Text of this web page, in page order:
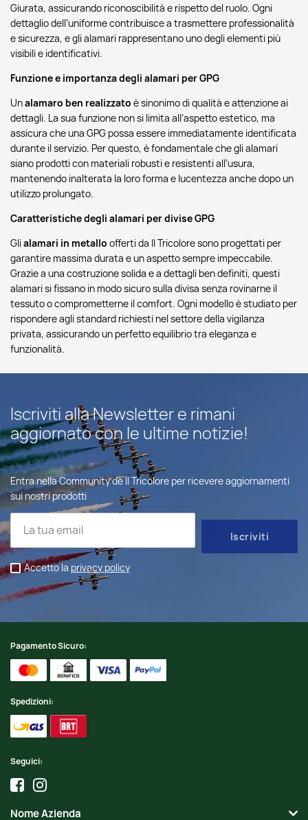
Giurata, assicurando riconoscibilità e rispetto del ruolo. Ogni
dettaglio dell’uniforme contribuisce a trasmettere professionalità
e sicurezza, e gli alamari rappresentano uno degli elementi più
visibili e identificativi.
Funzione e importanza degli alamari per GPG
Unalamaro ben realizzato è sinonimo di qualità e attenzione ai
dettagli. La sua funzione non si limita all’aspetto estetico, ma
assicura che una GPG possa essere immediatamente identificata
durante il servizio. Per questo, è fondamentale che gli alamari
siano prodotti con materiali robusti e resistenti all’usura,
mantenendo inalterata la loro forma e lucentezza anche dopo un
utilizzo prolungato.
Caratteristiche degli alamari per divise GPG
Glialamari in metallo offerti da Il Tricolore sono progettati per
garantire massima durata e un aspetto sempre impeccabile.
Grazie a una costruzione solida e a dettagli ben definiti, questi
alamari si fissano in modo sicuro sulla divisa senza rovinarne il
tessuto o comprometterne il comfort. Ogni modello è studiato per
rispondere agli standard richiesti nel settore della vigilanza
privata, assicurando un perfetto equilibrio tra eleganza e
funzionalità.
Iscriviti alla Newsletter e rimani
aggiornato con le ultime notizie!
Entra nella Community de Il Tricolore per ricevere aggiornamenti
sui nostri prodotti
Accetto la privacy policy
Pagamento Sicuro:
Spedizioni:
Seguici:
Nome Azienda